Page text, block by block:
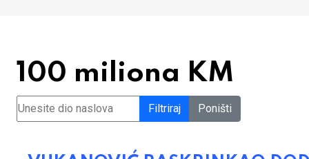
100 miliona KM
Unesite dio naslova Filtriraj Poništi